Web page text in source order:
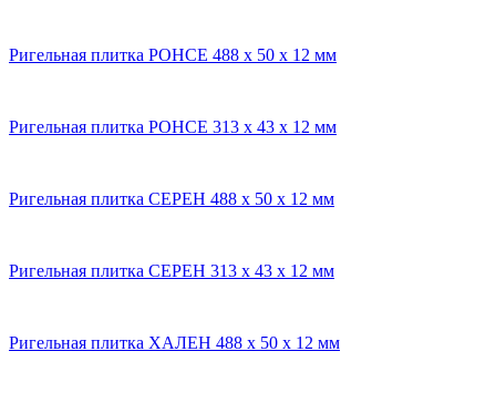
Ригельная плитка РОНСЕ 488 x 50 x 12 мм
Ригельная плитка РОНСЕ 313 x 43 x 12 мм
Ригельная плитка СЕРЕН 488 x 50 x 12 мм
Ригельная плитка СЕРЕН 313 x 43 x 12 мм
Ригельная плитка ХАЛЕН 488 x 50 x 12 мм